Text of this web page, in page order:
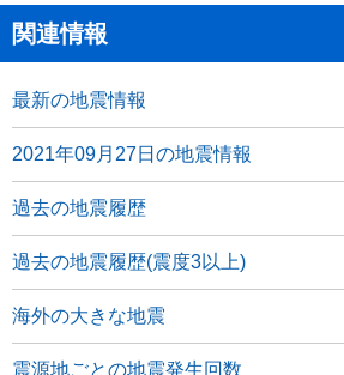
関連情報
最新の地震情報
2021年09月27日の地震情報
過去の地震履歴
過去の地震履歴(震度3以上)
海外の大きな地震
震源地ごとの地震発生回数